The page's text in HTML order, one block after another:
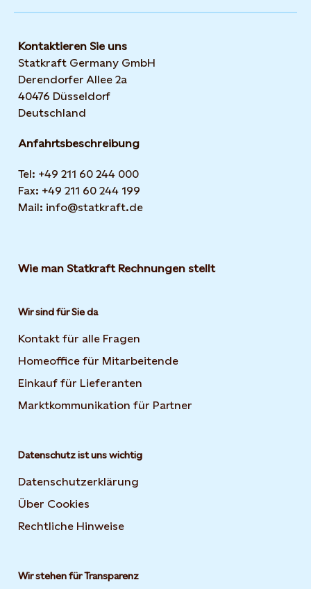
Kontaktieren Sie uns
Statkraft Germany GmbH
Derendorfer Allee 2a
40476 Düsseldorf
Deutschland
Anfahrtsbeschreibung
Tel: +49 211 60 244 000
Fax: +49 211 60 244 199
Mail: info@statkraft.de
Wie man Statkraft Rechnungen stellt
Wir sind für Sie da
Kontakt für alle Fragen
Homeoffice für Mitarbeitende
Einkauf für Lieferanten
Marktkommunikation für Partner
Datenschutz ist uns wichtig
Datenschutzerklärung
Über Cookies
Rechtliche Hinweise
Wir stehen für Transparenz